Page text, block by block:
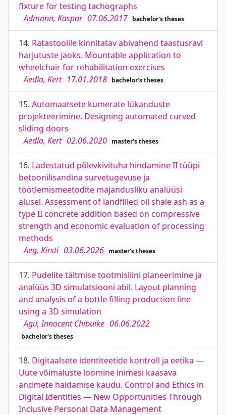
fixture for testing tachographs
Admann, Kaspar 07.06.2017 bachelor's theses
14. Ratastoolile kinnitatav abivahend taastusravi
harjutuste jaoks. Mountable application to
wheelchair for rehabilitation exercises
Aedla, Kert 17.01.2018 bachelor's theses
15. Automaatsete kumerate lükanduste
projekteerimine. Designing automated curved
sliding doors
Aedla, Kert 02.06.2020 master's theses
16. Ladestatud põlevkivituha hindamine II tüüpi
betoonilisandina survetugevuse ja
töötlemismeetodite majandusliku analüüsi
alusel. Assessment of landfilled oil shale ash as a
type II concrete addition based on compressive
strength and economic evaluation of processing
methods
Aeg, Kirsti 03.06.2026 master's theses
17. Pudelite täitmise tootmisliini planeerimine ja
analüüs 3D simulatsiooni abil. Layout planning
and analysis of a bottle filling production line
using a 3D simulation
Agu, Innocent Chibuike 06.06.2022
bachelor's theses
18. Digitaalsete identiteetide kontroll ja eetika —
Uute võimaluste loomine inimesi kaasava
andmete haldamise kaudu. Control and Ethics in
Digital Identities — New Opportunities Through
Inclusive Personal Data Management